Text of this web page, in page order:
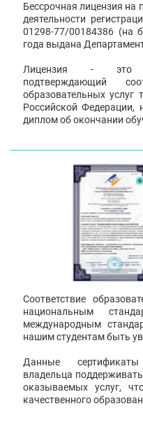
Бессрочная лицензия на
деятельности
01298-77/00184386 (на
года выдана
Лицензия - это
подтверждающий
образовательных услуг
Российской Федерации,
диплом об окончании
Соответствие
национальным
международным
нашим студентам быть
Данные
владельца
оказываемых услуг,
качественного